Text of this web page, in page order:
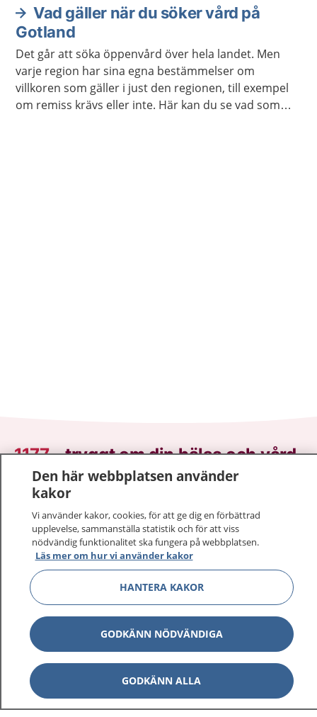
egenremiss.
Vad gäller när du söker vård på
Gotland
Det går att söka öppenvård över hela landet. Men
varje region har sina egna bestämmelser om
villkoren som gäller i just den regionen, till exempel
om remiss krävs eller inte. Här kan du se vad som
1177–tryggt om din hälsa och vård
På 1177.se får du råd om hälsa och information om
Logga in för att läsa din journal och göra dina
vårdärenden. Ring telefonnummer 1177 för
sjukvårdsrådgivning dygnet runt.
1177 ger dig råd när du vill må bättre.
1177 på flera språk Visa
Om 1177 Visa
Den här webbplatsen använder
kakor
Vi använder kakor, cookies, för att ge dig en förbättrad
upplevelse, sammanställa statistik och för att viss
nödvändig funktionalitet ska fungera på webbplatsen.
Läs mer om hur vi använder kakor
HANTERA KAKOR
GODKÄNN NÖDVÄNDIGA
GODKÄNN ALLA